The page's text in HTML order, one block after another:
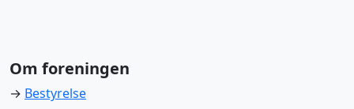
Om foreningen
→ Bestyrelse